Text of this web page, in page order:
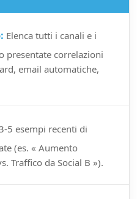
Elenca tutti i canali e i
presentate correlazioni
email automatiche,
5 esempi recenti di
(es. « Aumento
Traffico da Social B »).